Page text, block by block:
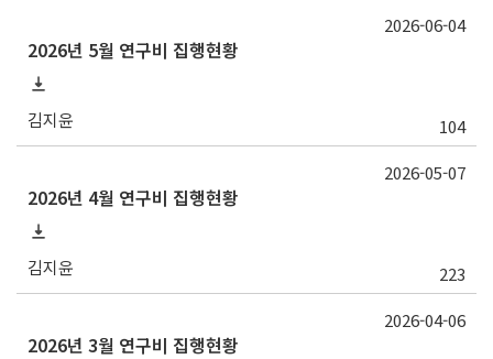
2026년 5월 연구비 집행현황
김지윤 104
2026-06-04
2026년 4월 연구비 집행현황
김지윤 223
2026-05-07
2026년 3월 연구비 집행현황
2026-04-06